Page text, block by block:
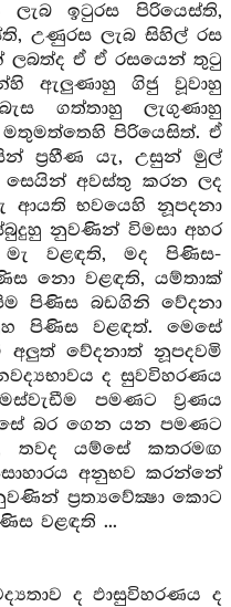
ලැබ ඉටුරස පිරියෙස්ති,
උණුරස ලැබ සිහිල් රස
ලබත්ද ඒ ඒ රසයෙන් තුටු
ඇලුණාහු ගිජු වූවාහු
ගත්තාහු ලැගුණාහු
පිරියෙසිත්. ඒ
ප්‍රහීණ යැ, උසුන් මුල්
අවස්තු කරන ලද
ආයති භවයෙහි නූපදනා
නුවණින් විමසා අහර
වළඳති, මද පිණිස-
නො වළඳති, යම්තාක්
පිණිස බඩගිනි වේදනා
පිණිස වළඳත්. මෙසේ
අලුත් වේදනාත් නූපදවමි
ද සුවවිහරණය
පමණට ව්‍රණය
බර ගෙන යන පමණට
තවද යම්සේ කතරමඟ
අනුභව කරන්නේ
ප්‍රත්‍යවේක්‍ෂා කොට
වළඳති ...
ද ඵාසුවිහරණය ද